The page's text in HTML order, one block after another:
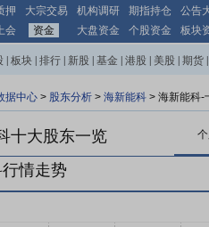
押 大宗交易 机构调研 期指持仓
公告
会 资金 大盘资金 个股资金 板块
板块 排行 新股 基金 港股 美股 期货
据中心 > 股东分析 > 海新能科 > 海新能科-
十大股东一览
情走势